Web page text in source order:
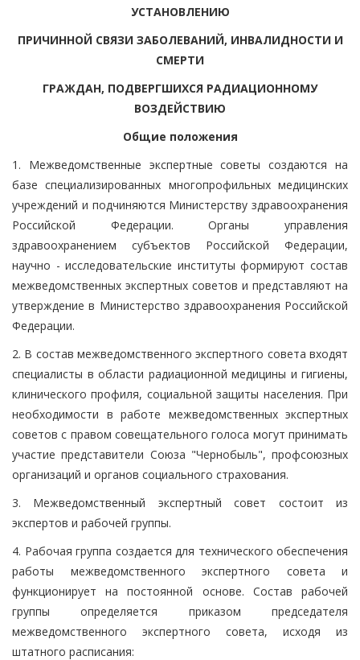
УСТАНОВЛЕНИЮ
ПРИЧИННОЙ СВЯЗИ ЗАБОЛЕВАНИЙ, ИНВАЛИДНОСТИ И
СМЕРТИ
ГРАЖДАН, ПОДВЕРГШИХСЯ РАДИАЦИОННОМУ
ВОЗДЕЙСТВИЮ
Общие положения
1. Межведомственные экспертные советы создаются на
базе специализированных многопрофильных медицинских
учреждений и подчиняются Министерству здравоохранения
Российской Федерации. Органы управления
здравоохранением субъектов Российской Федерации,
научно - исследовательские институты формируют состав
межведомственных экспертных советов и представляют на
утверждение в Министерство здравоохранения Российской
Федерации.
2. В состав межведомственного экспертного совета входят
специалисты в области радиационной медицины и гигиены,
клинического профиля, социальной защиты населения. При
необходимости в работе межведомственных экспертных
советов с правом совещательного голоса могут принимать
участие представители Союза "Чернобыль", профсоюзных
организаций и органов социального страхования.
3. Межведомственный экспертный совет состоит из
экспертов и рабочей группы.
4. Рабочая группа создается для технического обеспечения
работы межведомственного экспертного совета и
функционирует на постоянной основе. Состав рабочей
группы определяется приказом председателя
межведомственного экспертного совета, исходя из
штатного расписания: